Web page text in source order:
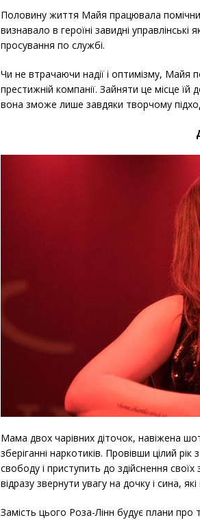
Половину життя Майя працювала
визнавало в героїні завидні управлінські
просування по службі.
Чи не втрачаючи надії і оптимізму, Майя
престижній компанії. Зайняти це місце
вона зможе лише завдяки творчому
Мама двох чарівних діточок, навіжена
зберіганні наркотиків. Провівши цілий
свободу і приступить до здійснення
відразу звернути увагу на дочку і сина,
Замість цього Роза-Лінн будує плани про